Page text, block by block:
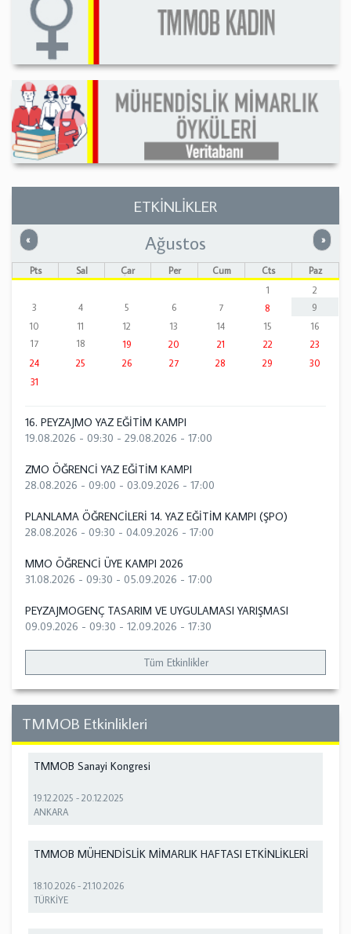
ETKİNLİKLER
« Önceki »
Ağustos
Pts Sal Çar Per Cum Cts
Paz
1
2
3
4 5 6 7 8
9
10
11 12 13 14 15
16
17
18 19 20 21 22
23
24
25 26 27 28 29
30
31
16. PEYZAJMO YAZ EĞİTİM KAMPI
19.08.2026 - 09:30 - 29.08.2026 - 17:00
ZMO ÖĞRENCİ YAZ EĞİTİM KAMPI
28.08.2026 - 09:00 - 03.09.2026 - 17:00
PLANLAMA ÖĞRENCİLERİ 14. YAZ EĞİTİM KAMPI (ŞPO)
28.08.2026 - 09:30 - 04.09.2026 - 17:00
MMO ÖĞRENCİ ÜYE KAMPI 2026
31.08.2026 - 09:30 - 05.09.2026 - 17:00
PEYZAJMOGENÇ TASARIM VE UYGULAMASI YARIŞMASI
09.09.2026 - 09:30 - 12.09.2026 - 17:30
Tüm Etkinlikler
TMMOB Etkinlikleri
TMMOB Sanayi Kongresi
19.12.2025 -20.12.2025
ANKARA
TMMOB MÜHENDİSLİK MİMARLIK HAFTASI ETKİNLİKLERİ
18.10.2026 -21.10.2026
TÜRKİYE